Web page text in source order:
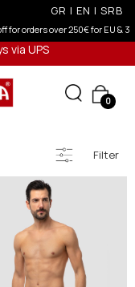
GR | EN | SRB
EU (sale season)
via UPS
0
Filter